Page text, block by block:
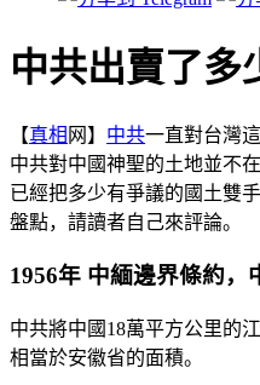
中共出賣了多
【真相 网】 中共一直對台灣
中共對中國神聖的土地並不
已經把多少有爭議的國土雙
盤點，請讀者自己來評論。
1956年 中緬邊界條約，
中共將中國18萬平方公里的
相當於安徽省的面積。